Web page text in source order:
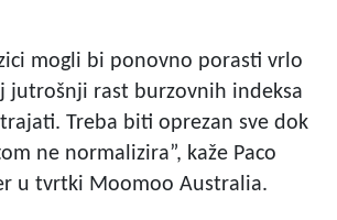
mogli bi ponovno porasti vrlo
jutrošnji rast burzovnih indeksa
Treba biti oprezan sve dok
ne normalizira”, kaže Paco
u tvrtki Moomoo Australia.